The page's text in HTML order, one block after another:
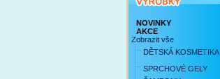
NOVINKY
AKCE
Zobrazit vše
DĚTSKÁ KOSMETIKA
SPRCHOVÉ GELY